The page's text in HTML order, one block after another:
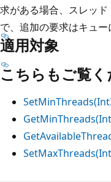
求がある場合、スレッ
で、追加の要求はキュー
適用対象
こちらもご覧